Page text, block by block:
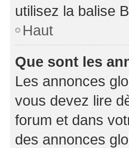
utilisez la balise
Haut
Que sont les
Les annonces
vous devez lire
forum et dans
des annonces